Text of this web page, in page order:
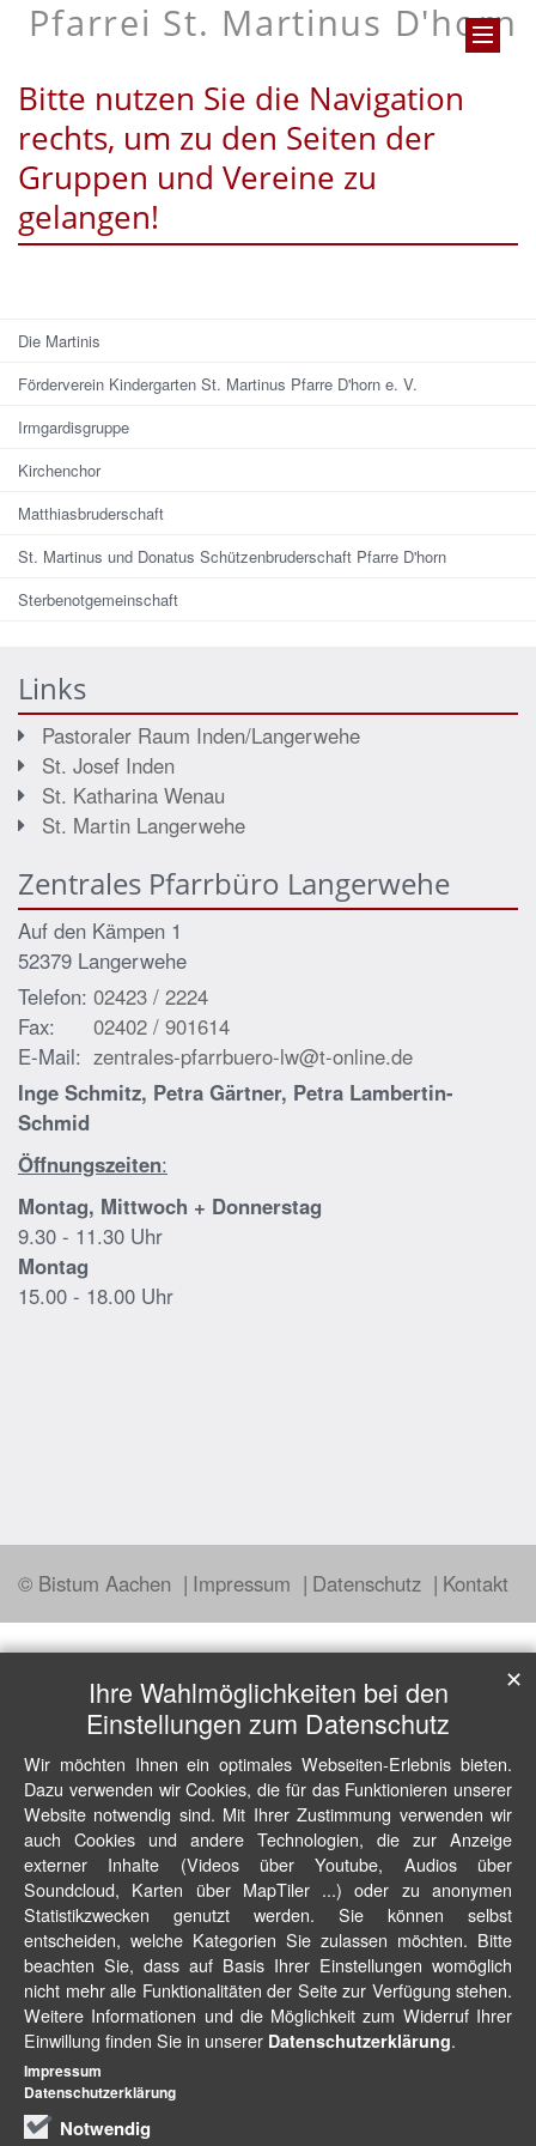
Pfarrei St. Martinus D'horn
Bitte nutzen Sie die Navigation
rechts, um zu den Seiten der
Gruppen und Vereine zu
gelangen!
Die Martinis
Förderverein Kindergarten St. Martinus Pfarre D'horn e. V.
Irmgardisgruppe
Kirchenchor
Matthiasbruderschaft
St. Martinus und Donatus Schützenbruderschaft Pfarre D'horn
Sterbenotgemeinschaft
Links
Pastoraler Raum Inden/Langerwehe
St. Josef Inden
St. Katharina Wenau
St. Martin Langerwehe
Zentrales Pfarrbüro Langerwehe
Auf den Kämpen 1
52379 Langerwehe
Telefon: 02423 / 2224
Fax:
02402 / 901614
E-Mail: zentrales-pfarrbuero-lw@t-online.de
Inge Schmitz, Petra Gärtner, Petra Lambertin-
Schmid
Öffnungszeiten:
Montag, Mittwoch + Donnerstag
9.30 - 11.30 Uhr
Montag
15.00 - 18.00 Uhr
© Bistum Aachen Impressum Datenschutz Kontakt
Ihre Wahlmöglichkeiten bei den
Einstellungen zum Datenschutz
Wir möchten Ihnen ein optimales Webseiten-Erlebnis bieten.
Dazu verwenden wir Cookies, die für das Funktionieren unserer
Website notwendig sind. Mit Ihrer Zustimmung verwenden wir
auch Cookies und andere Technologien, die zur Anzeige
externer Inhalte (Videos über Youtube, Audios über
Soundcloud, Karten über MapTiler ...) oder zu anonymen
Statistikzwecken genutzt werden. Sie können selbst
entscheiden, welche Kategorien Sie zulassen möchten. Bitte
beachten Sie, dass auf Basis Ihrer Einstellungen womöglich
nicht mehr alle Funktionalitäten der Seite zur Verfügung stehen.
Weitere Informationen und die Möglichkeit zum Widerruf Ihrer
Einwillung finden Sie in unserer Datenschutzerklärung.
Notwendig
✕
Impressum
Datenschutzerklärung